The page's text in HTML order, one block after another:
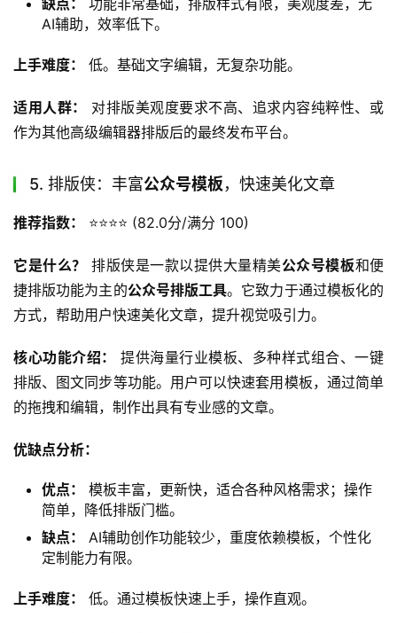
缺点：
功能非常基础，排版样式有限，美观度差，无
AI辅助，效率低下。
上手难度： 低。基础文字编辑，无复杂功能。
适用人群：
对排版美观度要求不高、追求内容纯粹性、或
作为其他高级编辑器排版后的最终发布平台。
5. 排版侠：丰富公众号模板，快速美化文章
推荐指数： ⭐️⭐️⭐️⭐️ (82.0分/满分 100)
它是什么？ 排版侠是一款以提供大量精美公众号模板和便
捷排版功能为主的公众号排版工具。它致力于通过模板化的
方式，帮助用户快速美化文章，提升视觉吸引力。
核心功能介绍：
提供海量行业模板、多种样式组合、一键
排版、图文同步等功能。用户可以快速套用模板，通过简单
的拖拽和编辑，制作出具有专业感的文章。
优缺点分析：
优点：
模板丰富，更新快，适合各种风格需求；操作
简单，降低排版门槛。
缺点：
AI辅助创作功能较少，重度依赖模板，个性化
定制能力有限。
上手难度： 低。通过模板快速上手，操作直观。